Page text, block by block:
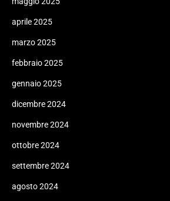
aprile 2025
marzo 2025
febbraio 2025
gennaio 2025
dicembre 2024
novembre 2024
ottobre 2024
settembre 2024
agosto 2024